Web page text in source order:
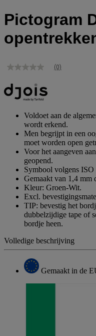
Pictogram
Geen
Dezelfde
paginalink.
(0)
Voldoet aan de
wordt erkend.
Men begrijpt in een
moet worden open
Voor het aangeven
geopend.
Symbool volgens
Gemaakt van 1,4 mm
Kleur: Groen-Wit.
Excl.
TIP: bevestig het
dubbelzijdige tape of
bordje heen.
Volledige beschrijving
Gemaakt in de